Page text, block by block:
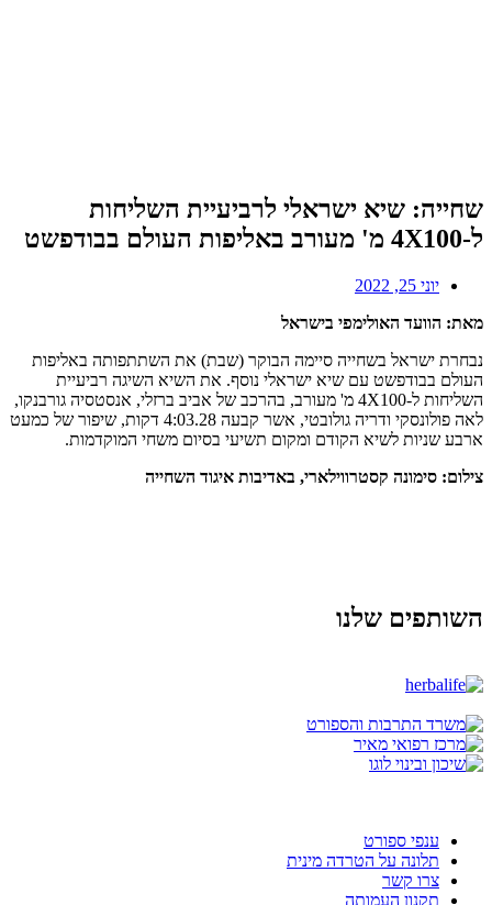
שחייה: שיא ישראלי לרביעיית השליחות
ל-4X100 מ' מעורב באליפות העולם בבודפשט
יוני 25, 2022
מאת: הוועד האולימפי בישראל
נבחרת ישראל בשחייה סיימה הבוקר (שבת) את השתתפותה באליפות
העולם בבודפשט עם שיא ישראלי נוסף. את השיא השיגה רביעיית
השליחות ל-4X100 מ' מעורב, בהרכב של אביב ברזלי, אנסטסיה גורבנקו,
לאה פולונסקי ודריה גולובטי, אשר קבעה 4:03.28 דקות, שיפור של כמעט
ארבע שניות לשיא הקודם ומקום תשיעי בסיום משחי המוקדמות.
צילום: סימונה קסטרווילארי, באדיבות איגוד השחייה
השותפים שלנו
ענפי ספורט
תלונה על הטרדה מינית
צרו קשר
תקנון העמותה